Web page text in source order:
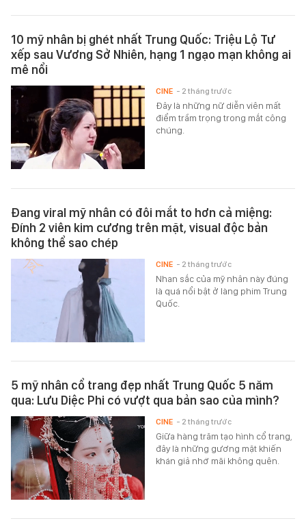
10 mỹ nhân bị ghét nhất Trung Quốc: Triệu Lộ Tư
xếp sau Vương Sở Nhiên, hạng 1 ngạo mạn không ai
mê nổi
Đây là những nữ diễn viên mất
điểm trầm trọng trong mắt công
chúng.
CINE - 2 tháng trước
Đang viral mỹ nhân có đôi mắt to hơn cả miệng:
Đính 2 viên kim cương trên mặt, visual độc bản
không thể sao chép
Nhan sắc của mỹ nhân này đúng
là quá nổi bật ở làng phim Trung
Quốc.
CINE - 2 tháng trước
5 mỹ nhân cổ trang đẹp nhất Trung Quốc 5 năm
qua: Lưu Diệc Phi có vượt qua bản sao của mình?
Giữa hàng trăm tạo hình cổ trang,
đây là những gương mặt khiến
khán giả nhớ mãi không quên.
CINE - 2 tháng trước